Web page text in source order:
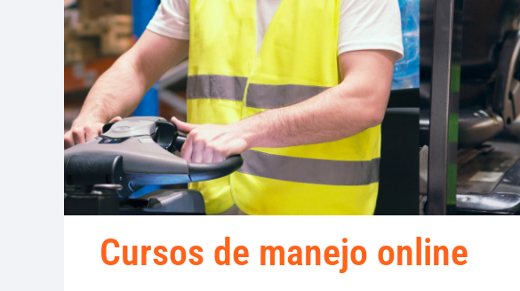
Cursos de manejo online